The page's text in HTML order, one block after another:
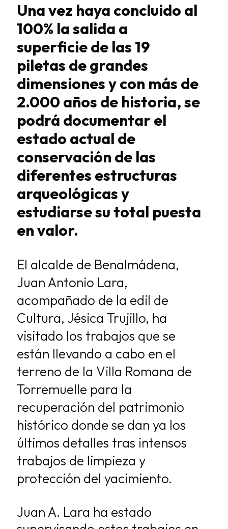
Una vez haya concluido al
100% la salida a
superficie de las 19
piletas de grandes
dimensiones y con más de
2.000 años de historia, se
podrá documentar el
estado actual de
conservación de las
diferentes estructuras
arqueológicas y
estudiarse su total puesta
en valor.
El alcalde de Benalmádena,
Juan Antonio Lara,
acompañado de la edil de
Cultura, Jésica Trujillo, ha
visitado los trabajos que se
están llevando a cabo en el
terreno de la Villa Romana de
Torremuelle para la
recuperación del patrimonio
histórico donde se dan ya los
últimos detalles tras intensos
trabajos de limpieza y
protección del yacimiento.
Juan A. Lara ha estado